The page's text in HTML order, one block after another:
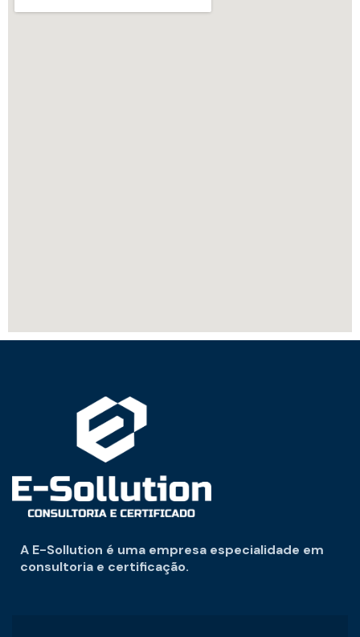
A E-Sollution é uma empresa especialidade em
consultoria e certificação.